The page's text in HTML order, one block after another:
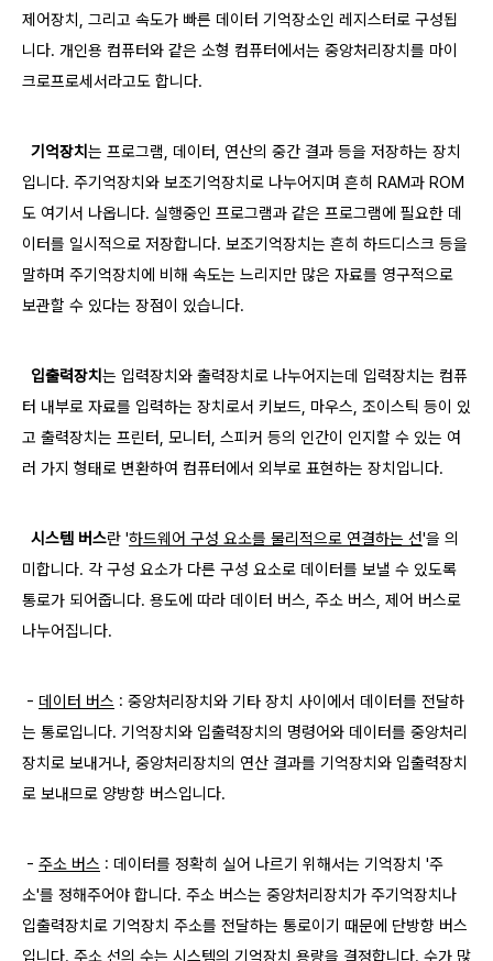
제어장치, 그리고 속도가 빠른 데이터 기억장소인 레지스터로 구성됩
니다. 개인용 컴퓨터와 같은 소형 컴퓨터에서는 중앙처리장치를 마이
크로프로세서라고도 합니다.
기억장치 는 프로그램, 데이터, 연산의 중간 결과 등을 저장하는 장치
입니다. 주기억장치와 보조기억장치로 나누어지며 흔히 RAM과 ROM
도 여기서 나옵니다. 실행중인 프로그램과 같은 프로그램에 필요한 데
이터를 일시적으로 저장합니다. 보조기억장치는 흔히 하드디스크 등을
말하며 주기억장치에 비해 속도는 느리지만 많은 자료를 영구적으로
보관할 수 있다는 장점이 있습니다.
입출력장치 는 입력장치와 출력장치로 나누어지는데 입력장치는 컴퓨
터 내부로 자료를 입력하는 장치로서 키보드, 마우스, 조이스틱 등이 있
고 출력장치는 프린터, 모니터, 스피커 등의 인간이 인지할 수 있는 여
러 가지 형태로 변환하여 컴퓨터에서 외부로 표현하는 장치입니다.​
시스템 버스란 '하드웨어 구성 요소를 ​ 물리적으로 연결하는 선'을 의
미합니다. 각 구성 요소가 다른 구성 요소로 데이터를 보낼 수 있도록
통로가 되어줍니다. 용도에 따라 데이터 버스, 주소 버스, 제어 버스로
나누어집니다.
​ - 데이터 버스 : 중앙처리장치와 기타 장치 사이에서 데이터를 전달하
는 통로입니다. 기억장치와 입출력장치의 명령어와 데이터를 중앙처리
장치로 보내거나, 중앙처리장치의 연산 결과를 기억장치와 입출력장치
로 보내므로 양방향 버스입니다.
- 주소 버스 : 데이터를 정확히 실어 나르기 위해서는 기억장치 '주
소'를 정해주어야 합니다. 주소 버스는 중앙처리장치가 주기억장치나
입출력장치로 기억장치 주소를 전달하는 통로이기 때문에 단방향 버스
입니다. 주소 선의 수는 시스템의 기억장치 용량을 결정합니다. 수가 많